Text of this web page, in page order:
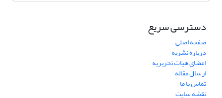
دسترسی سریع
صفحه اصلی
درباره نشریه
اعضای هیات تحریریه
ارسال مقاله
تماس با ما
نقشه سایت